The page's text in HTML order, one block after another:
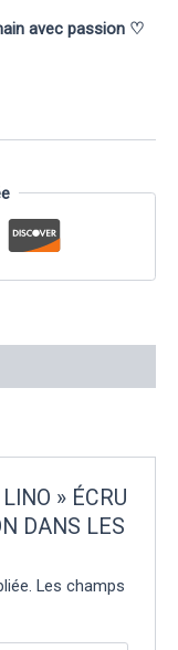
avec passion ♡
» ÉCRU
DANS LES
Les champs